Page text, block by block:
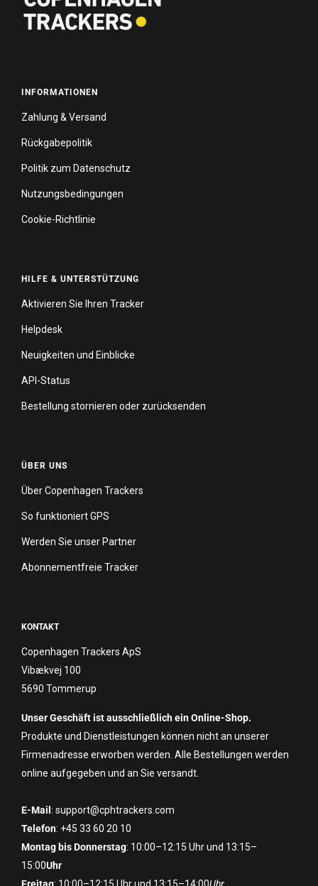
INFORMATIONEN
Zahlung & Versand
Rückgabepolitik
Politik zum Datenschutz
Nutzungsbedingungen
Cookie-Richtlinie
HILFE & UNTERSTÜTZUNG
Aktivieren Sie Ihren Tracker
Helpdesk
Neuigkeiten und Einblicke
API-Status
Bestellung stornieren oder zurücksenden
ÜBER UNS
Über Copenhagen Trackers
So funktioniert GPS
Werden Sie unser Partner
Abonnementfreie Tracker
KONTAKT
Copenhagen Trackers ApS
Vibækvej 100
5690 Tommerup
Unser Geschäft ist ausschließlich ein Online-Shop.
Produkte und Dienstleistungen können nicht an unserer
Firmenadresse erworben werden. Alle Bestellungen werden
online aufgegeben und an Sie versandt.
E-Mail : support@cphtrackers.com
Telefon: +45 33 60 20 10
Montag bis Donnerstag: 10:00–12:15 Uhr und 13:15–
15:00Uhr